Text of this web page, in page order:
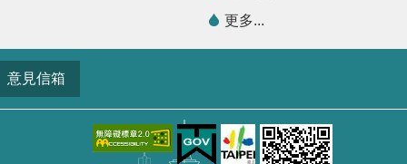
更多...
意見信箱